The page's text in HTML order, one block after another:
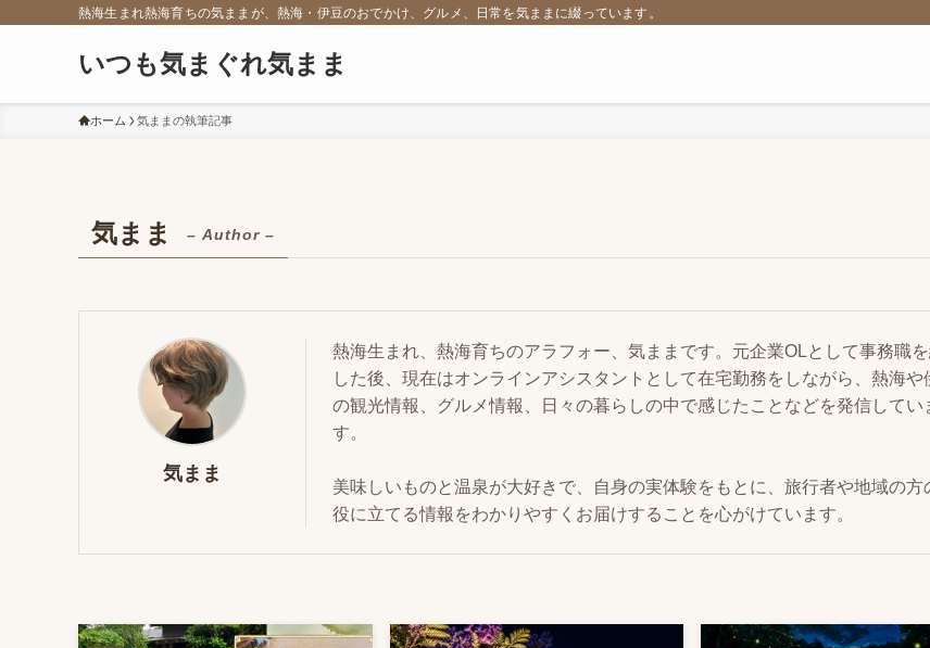
熱海生まれ熱海育ちの気ままが、熱海・伊豆のおでかけ、グルメ、日常を気ままに綴っています。
いつも気まぐれ気まま
ホーム 気ままの執筆記事
気まま – Author –
気まま
熱海生まれ、熱海育ちのアラフォー、気ままです。元企業OLとして事務職
した後、現在はオンラインアシスタントとして在宅勤務をしながら、熱海や
の観光情報、グルメ情報、日々の暮らしの中で感じたことなどを発信してい
す。
美味しいものと温泉が大好きで、自身の実体験をもとに、旅行者や地域の方
役に立てる情報をわかりやすくお届けすることを心がけています。